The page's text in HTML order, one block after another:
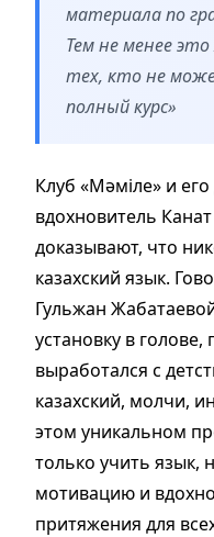
материала по
Тем не менее
тех, кто не
полный курс»
Клуб «Мәміле» и
вдохновитель
доказывают, что
казахский язык.
Гульжан
установку в
выработался с
казахский, молчи,
этом уникальном
только учить язык,
мотивацию и
притяжения для